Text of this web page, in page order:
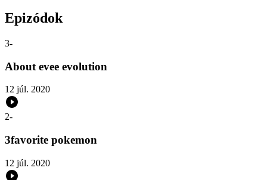
Epizódok
3-
About evee evolution
12 júl. 2020
2-
3favorite pokemon
12 júl. 2020